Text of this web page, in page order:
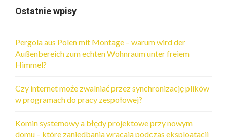
Ostatnie wpisy
Pergola aus Polen mit Montage – warum wird der
Außenbereich zum echten Wohnraum unter freiem
Himmel?
Czy internet może zwalniać przez synchronizację plików
w programach do pracy zespołowej?
Komin systemowy a błędy projektowe przy nowym
domu – które zaniedbania wracają podczas eksploatacji